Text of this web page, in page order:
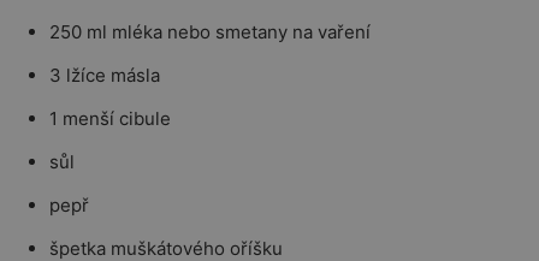
250 ml mléka nebo smetany na vaření
3 lžíce másla
1 menší cibule
sůl
pepř
špetka muškátového oříšku